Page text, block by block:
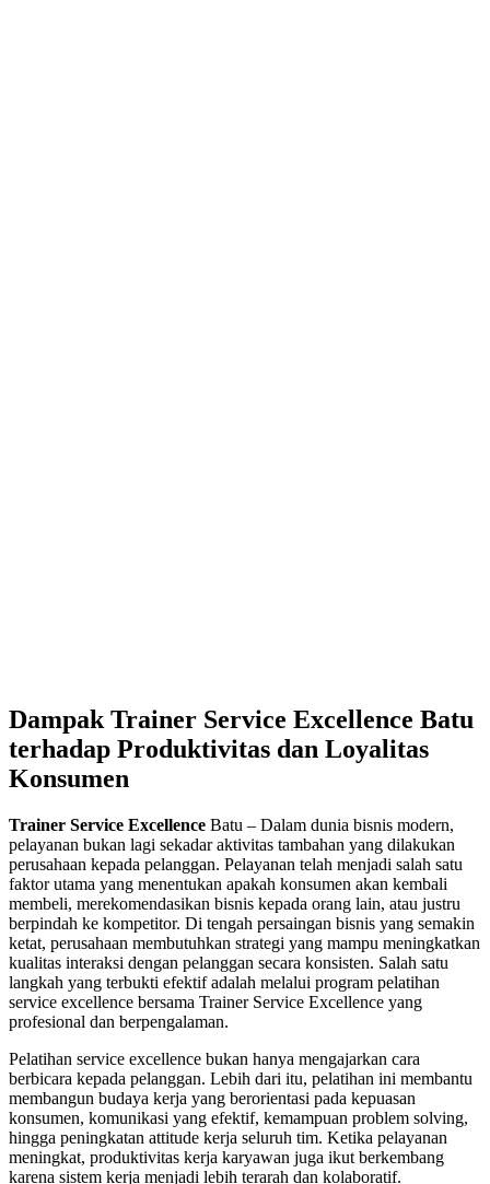
Dampak Trainer Service Excellence Batu
terhadap Produktivitas dan Loyalitas
Konsumen
Trainer Service Excellence Batu – Dalam dunia bisnis modern,
pelayanan bukan lagi sekadar aktivitas tambahan yang dilakukan
perusahaan kepada pelanggan. Pelayanan telah menjadi salah satu
faktor utama yang menentukan apakah konsumen akan kembali
membeli, merekomendasikan bisnis kepada orang lain, atau justru
berpindah ke kompetitor. Di tengah persaingan bisnis yang semakin
ketat, perusahaan membutuhkan strategi yang mampu meningkatkan
kualitas interaksi dengan pelanggan secara konsisten. Salah satu
langkah yang terbukti efektif adalah melalui program pelatihan
service excellence bersama Trainer Service Excellence yang
profesional dan berpengalaman.
Pelatihan service excellence bukan hanya mengajarkan cara
berbicara kepada pelanggan. Lebih dari itu, pelatihan ini membantu
membangun budaya kerja yang berorientasi pada kepuasan
konsumen, komunikasi yang efektif, kemampuan problem solving,
hingga peningkatan attitude kerja seluruh tim. Ketika pelayanan
meningkat, produktivitas kerja karyawan juga ikut berkembang
karena sistem kerja menjadi lebih terarah dan kolaboratif.